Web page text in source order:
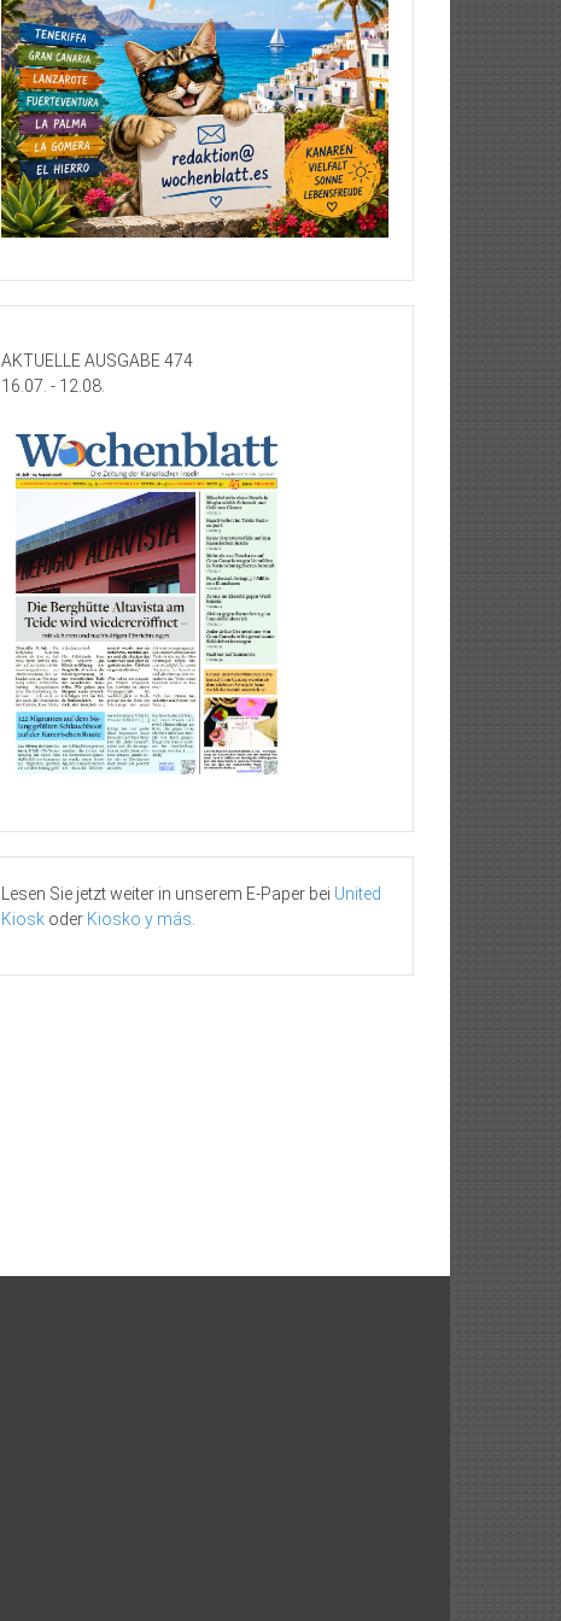
AKTUELLE AUSGABE 474
16.07. - 12.08.
Lesen Sie jetzt weiter in unserem E-Paper bei United
Kiosk oder Kiosko y más